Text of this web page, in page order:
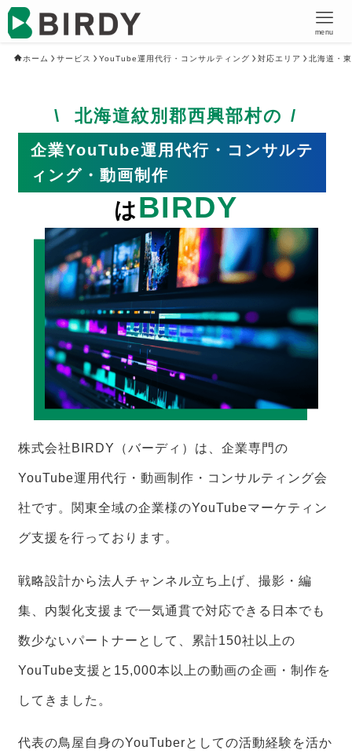
menu
ホーム サービス YouTube運用代行・コンサルティング 対応エリア 北海道・
北海道紋別郡西興部村の
企業YouTube運用代行・コンサルテ
ィング・動画制作
はBIRDY
株式会社BIRDY（バーディ）は、企業専門の
YouTube運用代行・動画制作・コンサルティング会
社です。関東全域の企業様のYouTubeマーケティン
グ支援を行っております。
戦略設計から法人チャンネル立ち上げ、撮影・編
集、内製化支援まで一気通貫で対応できる日本でも
数少ないパートナーとして、累計150社以上の
YouTube支援と15,000本以上の動画の企画・制作を
してきました。
代表の鳥屋自身のYouTuberとしての活動経験を活か